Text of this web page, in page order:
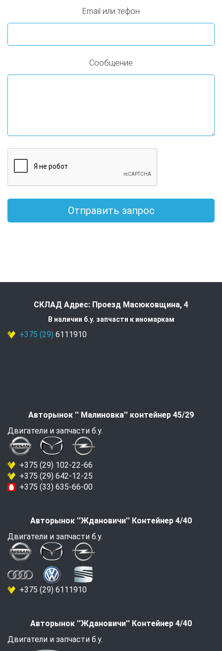
Email или тефон
Сообщение
Отправить запрос
СКЛАД Адрес: Проезд Масюковщина, 4
В наличии б.у. запчасти к иномаркам
+375 (29) 6111910
Авторынок '' Малиновка'' контейнер 45/29
Двигатели и запчасти б.у.
+375 (29) 102-22-66
+375 (29) 642-12-25
+375 (33) 635-66-00
Авторынок ''Ждановичи'' Контейнер 4/40
Двигатели и запчасти б.у.
+375 (29) 6111910
Авторынок ''Ждановичи'' Контейнер 4/40
Двигатели и запчасти б.у.